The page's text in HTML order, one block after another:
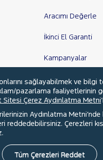
Aracımı Değerle
İkinci El Garanti
Kampanyalar
Kredi Hesaplama
Faydalı
sağlayabilmek ve
pazarlama faaliyetlerinin
Sitesi Çerez Aydınlatma Metni
Aydınlatma
Çerezleri
Tüm Çerezleri Reddet